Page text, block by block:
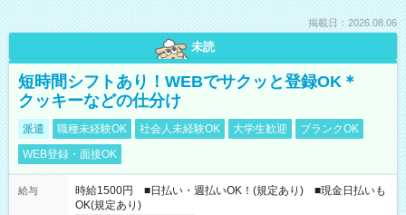
掲載日：2026.08.06
未読
短時間シフトあり！WEBでサクッと登録OK＊
クッキーなどの仕分け
派遣 職種未経験OK 社会人未経験OK 大学生歓迎
ブランクOK
WEB登録・面接OK
給与
時給1500円 ■日払い・週払いOK！(規定あり) ■現金日払いも
OK(規定あり)